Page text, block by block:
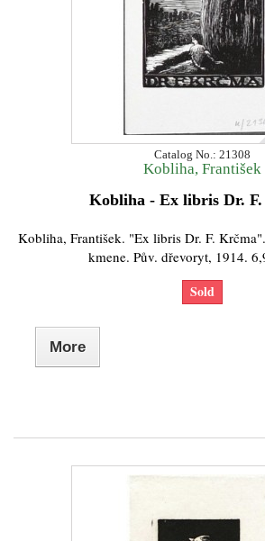
Catalog No.: 21308
Kobliha, František
Kobliha - Ex libris Dr.
Kobliha, František. "Ex libris Dr. F.
kmene. Pův. dřevoryt, 1914.
Sold
More